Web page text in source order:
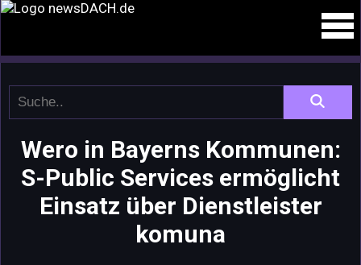
Wero in Bayerns Kommunen:
S-Public Services ermöglicht
Einsatz über Dienstleister
komuna